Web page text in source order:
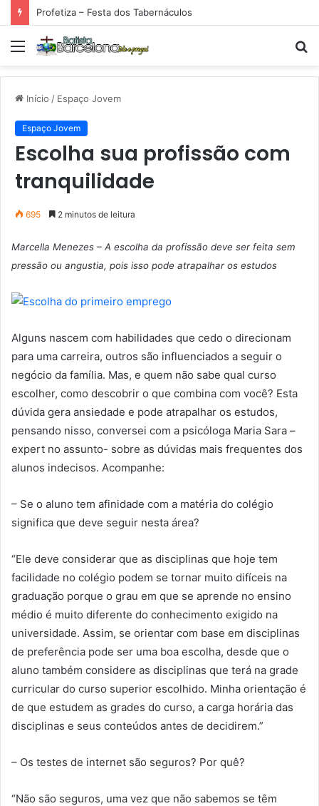
Profetiza – Festa dos Tabernáculos
Menu
Início / Espaço Jovem
Espaço Jovem
Escolha sua profissão com
tranquilidade
695 2 minutos de leitura
Marcella Menezes – A escolha da profissão deve ser feita sem
pressão ou angustia, pois isso pode atrapalhar os estudos
Alguns nascem com habilidades que cedo o direcionam
para uma carreira, outros são influenciados a seguir o
negócio da família. Mas, e quem não sabe qual curso
escolher, como descobrir o que combina com você? Esta
dúvida gera ansiedade e pode atrapalhar os estudos,
pensando nisso, conversei com a psicóloga Maria Sara –
expert no assunto- sobre as dúvidas mais frequentes dos
alunos indecisos. Acompanhe:
– Se o aluno tem afinidade com a matéria do colégio
significa que deve seguir nesta área?
“Ele deve considerar que as disciplinas que hoje tem
facilidade no colégio podem se tornar muito difíceis na
graduação porque o grau em que se aprende no ensino
médio é muito diferente do conhecimento exigido na
universidade. Assim, se orientar com base em disciplinas
de preferência pode ser uma boa escolha, desde que o
aluno também considere as disciplinas que terá na grade
curricular do curso superior escolhido. Minha orientação é
de que estudem as grades do curso, a carga horária das
disciplinas e seus conteúdos antes de decidirem.”
– Os testes de internet são seguros? Por quê?
“Não são seguros, uma vez que não sabemos se têm